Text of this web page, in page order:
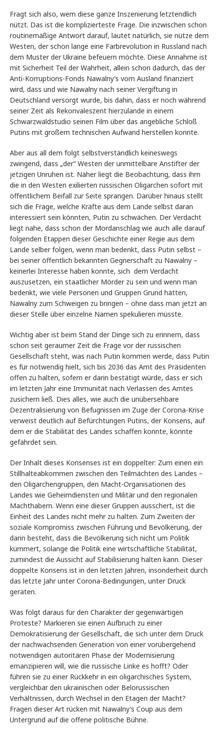
Fragt sich also, wem diese ganze Inszenierung letztendlich
nützt. Das ist die komplizierteste Frage. Die inzwischen schon
routinemäßige Antwort darauf, lautet natürlich, sie nütze dem
Westen, der schon lange eine Farbrevolution in Russland nach
dem Muster der Ukraine befeuern möchte. Diese Annahme ist
mit Sicherheit Teil der Wahrheit, allein schon dadurch, das der
Anti-Korruptions-Fonds Nawalny’s vom Ausland finanziert
wird, dass und wie Nawalny nach seiner Vergiftung in
Deutschland versorgt wurde, bis dahin, dass er noch während
seiner Zeit als Rekonvaleszent hierzulande in einem
Schwarzwaldstudio seinen Film über das angebliche Schloß
Putins mit großem technischen Aufwand herstellen konnte.
Aber aus all dem folgt selbstverständlich keineswegs
zwingend, dass „der“ Westen der unmittelbare Anstifter der
jetzigen Unruhen ist. Näher liegt die Beobachtung, dass ihm
die in den Westen exilierten russischen Oligarchen sofort mit
öffentlichem Beifall zur Seite sprangen. Darüber hinaus stellt
sich die Frage, welche Kräfte aus dem Lande selbst daran
interessiert sein könnten, Putin zu schwächen. Der Verdacht
liegt nahe, dass schon der Mordanschlag wie auch alle darauf
folgenden Etappen dieser Geschichte einer Regie aus dem
Lande selber folgen, wenn man bedenkt, dass Putin selbst –
bei seiner öffentlich bekannten Gegnerschaft zu Nawalny –
keinerlei Interesse haben konnte, sich dem Verdacht
auszusetzen, ein staatlicher Mörder zu sein und wenn man
bedenkt, wie viele Personen und Gruppen Grund hätten,
Nawalny zum Schweigen zu bringen – ohne dass man jetzt an
dieser Stelle über einzelne Namen spekulieren müsste.
Wichtig aber ist beim Stand der Dinge sich zu erinnern, dass
schon seit geraumer Zeit die Frage vor der russischen
Gesellschaft steht, was nach Putin kommen werde, dass Putin
es für notwendig hielt, sich bis 2036 das Amt des Präsidenten
offen zu halten, sofern er darin bestätigt würde, dass er sich
im letzten Jahr eine Immunität nach Verlassen des Amtes
zusichern ließ. Dies alles, wie auch die unübersehbare
Dezentralisierung von Befugnissen im Zuge der Corona-Krise
verweist deutlich auf Befürchtungen Putins, der Konsens, auf
dem er die Stabilität des Landes schaffen konnte, könnte
gefährdet sein.
Der Inhalt dieses Konsenses ist ein doppelter: Zum einen ein
Stillhalteabkommen zwischen den Teilmächten des Landes –
den Oligarchengruppen, den Macht-Organisationen des
Landes wie Geheimdiensten und Militär und den regionalen
Machthabern. Wenn eine dieser Gruppen ausschert, ist die
Einheit des Landes nicht mehr zu halten. Zum Zweiten der
soziale Kompromiss zwischen Führung und Bevölkerung, der
darin besteht, dass die Bevölkerung sich nicht um Politik
kümmert, solange die Politik eine wirtschaftliche Stabilität,
zumindest die Aussicht auf Stabilisierung halten kann. Dieser
doppelte Konsens ist in den letzten Jahren, insonderheit durch
das letzte Jahr unter Corona-Bedingungen, unter Druck
geraten.
Was folgt daraus für den Charakter der gegenwärtigen
Proteste? Markieren sie einen Aufbruch zu einer
Demokratisierung der Gesellschaft, die sich unter dem Druck
der nachwachsenden Generation von einer vorübergehend
notwendigen autoritären Phase der Modernisierung
emanzipieren will, wie die russische Linke es hofft? Oder
führen sie zu einer Rückkehr in ein oligarchisches System,
vergleichbar den ukrainischen oder Belorussischen
Verhältnissen, durch Wechsel in den Etagen der Macht?
Fragen dieser Art rücken mit Nawalny’s Coup aus dem
Untergrund auf die offene politische Bühne.